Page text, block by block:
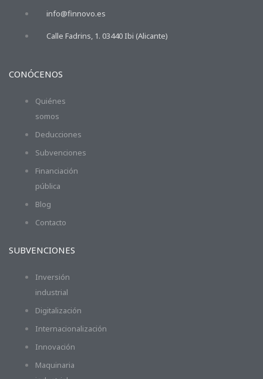
info@finnovo.es
Calle Fadrins, 1. 03440 Ibi (Alicante)
CONÓCENOS
Quiénes
somos
Deducciones
Subvenciones
Financiación
pública
Blog
Contacto
SUBVENCIONES
Inversión
industrial
Digitalización
Internacionalización
Innovación
Maquinaria